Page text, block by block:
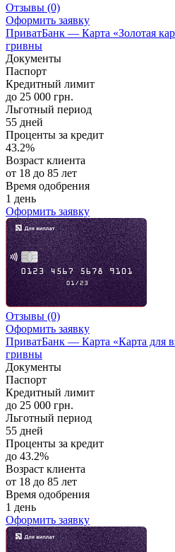
Отзывы (0)
Оформить заявку
ПриватБанк — Карта «Золотая
гривны
Документы
Паспорт
Кредитный лимит
до 25 000 грн.
Льготный период
55 дней
Проценты за кредит
43.2%
Возраст клиента
от 18 до 85 лет
Время одобрения
1 день
Оформить заявку
Отзывы (0)
Оформить заявку
ПриватБанк — Карта «Карта для
гривны
Документы
Паспорт
Кредитный лимит
до 25 000 грн.
Льготный период
55 дней
Проценты за кредит
до 43.2%
Возраст клиента
от 18 до 85 лет
Время одобрения
1 день
Оформить заявку